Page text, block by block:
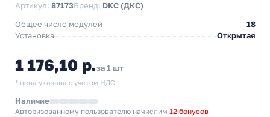
Артикул: 87173Бренд: DKC (ДКС)
Общее число модулей
18
Установка
Открытая
1 176,10 р.за 1 шт
* цена указана с учетом НДС.
Наличие
Авторизованному пользователю начислим 12 бонусов